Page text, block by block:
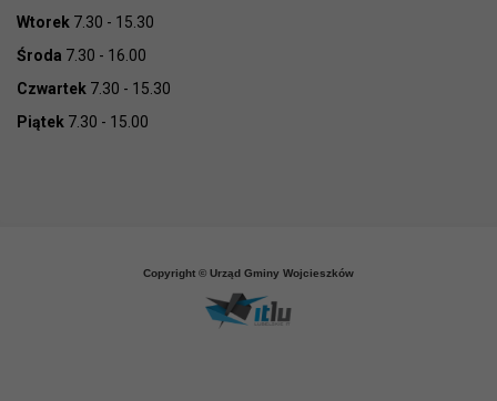
Wtorek 7.30 - 15.30
Środa 7.30 - 16.00
Czwartek 7.30 - 15.30
Piątek 7.30 - 15.00
Copyright © Urząd Gminy Wojcieszków